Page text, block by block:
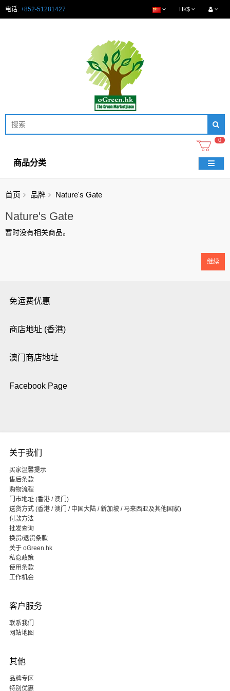
电话: +852-51281427 HK$
0
商品分类
首页 品牌 Nature's Gate
Nature's Gate
暂时没有相关商品。
继续
免运费优惠
商店地址 (香港)
澳门商店地址
Facebook Page
关于我们
买家温馨提示
售后条款
购物流程
门市地址 (香港 / 澳门)
送货方式 (香港 / 澳门 / 中国大陆 / 新加坡 / 马来西亚及其他国家)
付款方法
批发查询
换货/退货条款
关于 oGreen.hk
私隐政策
使用条款
工作机会
客户服务
联系我们
网站地图
其他
品牌专区
特别优惠